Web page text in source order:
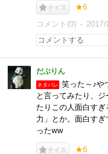
ナイス ★6
コメント(0) 2017/
だぶりん
ネタバレ
笑った～♪や
と言ってみたり、
たりこの人面白す
力」とか。面白すぎ
ったww
ナイス ★6